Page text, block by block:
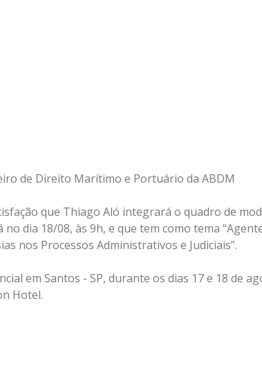
de Direito Marítimo e Portuário da ABDM
que Thiago Aló integrará o quadro de
dia 18/08, às 9h, e que tem como tema
nos Processos Administrativos e Judiciais”.
em Santos - SP, durante os dias 17 e 18 de
Hotel.